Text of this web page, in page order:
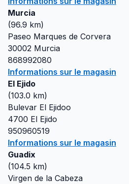
Murcia
(96.9 km)
Paseo Marques de Corvera
30002 Murcia
868992080
Informations sur le magasin
El Ejido
(103.0 km)
Bulevar El Ejidoo
4700 El Ejido
950960519
Informations sur le magasin
Guadix
(104.5 km)
Virgen de la Cabeza